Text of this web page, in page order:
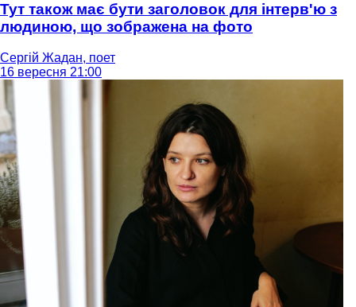
Тут також має бути заголовок для інтерв'ю з
людиною, що зображена на фото
Сергій Жадан, поет
16 вересня 21:00